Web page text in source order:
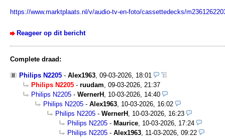
https://www.marktplaats.nl/v/audio-tv-en-foto/cassettedecks/
Reageer op dit bericht
Complete draad:
Philips N2205 - Alex1963, 09-03-2026, 18:01
Philips N2205 - ruudam, 09-03-2026, 21:37
Philips N2205 - WernerH , 10-03-2026, 14:40
Philips N2205 - Alex1963, 10-03-2026, 16:02
Philips N2205 - WernerH , 10-03-2026, 16:23
Philips N2205 - Maurice, 10-03-2026, 17:24
Philips N2205 - Alex1963, 11-03-2026, 09:22